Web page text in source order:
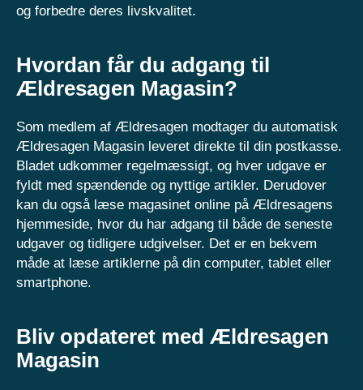
og forbedre deres livskvalitet.
Hvordan får du adgang til
Ældresagen Magasin?
Som medlem af Ældresagen modtager du automatisk
Ældresagen Magasin leveret direkte til din postkasse.
Bladet udkommer regelmæssigt, og hver udgave er
fyldt med spændende og nyttige artikler. Derudover
kan du også læse magasinet online på Ældresagens
hjemmeside, hvor du har adgang til både de seneste
udgaver og tidligere udgivelser. Det er en bekvem
måde at læse artiklerne på din computer, tablet eller
smartphone.
Bliv opdateret med Ældresagen
Magasin